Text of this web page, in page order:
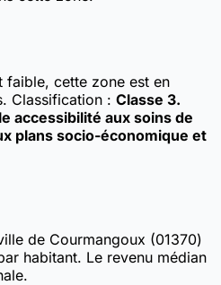
faible, cette zone est en
Classification : Classe 3.
accessibilité aux soins de
plans socio-économique et
de Courmangoux (01370)
habitant. Le revenu médian